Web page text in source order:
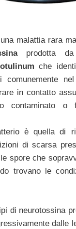
malattia rara
prodotta
che
comunemente
in contatto
contaminato o
è quella di
di scarsa
spore che
trovano le
di neurotossina
dalle